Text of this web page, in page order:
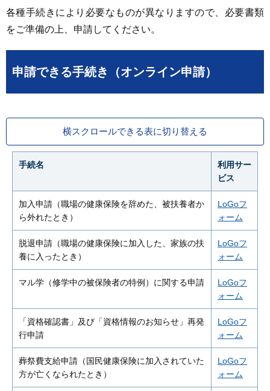
各種手続きにより必要なものが異なりますので、必要書類
をご準備の上、申請してください。
申請できる手続き（オンライン申請）
横スクロールできる表に切り替える
手続名
利用サー
ビス
加入申請（職場の健康保険を辞めた、被扶養者か
ら外れたとき）
LoGoフ
ォーム
脱退申請（職場の健康保険に加入した、家族の扶
養に入ったとき）
LoGoフ
ォーム
マル学（修学中の被保険者の特例）に関する申請
LoGoフ
ォーム
「資格確認書」及び「資格情報のお知らせ」再発
行申請
LoGoフ
ォーム
葬祭費支給申請（国民健康保険に加入されていた
方が亡くなられたとき）
LoGoフ
ォーム